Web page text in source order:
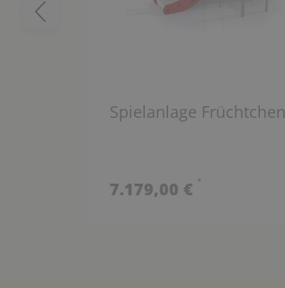
Spielanlage Früchtchen
7.179,00 € *